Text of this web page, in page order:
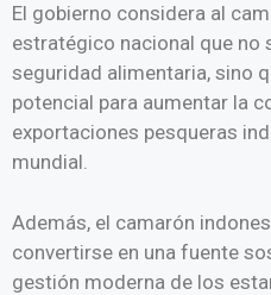
El gobierno considera al
estratégico nacional que no
seguridad alimentaria, sino
potencial para aumentar la
exportaciones pesqueras
mundial.
Además, el camarón
convertirse en una fuente
gestión moderna de los